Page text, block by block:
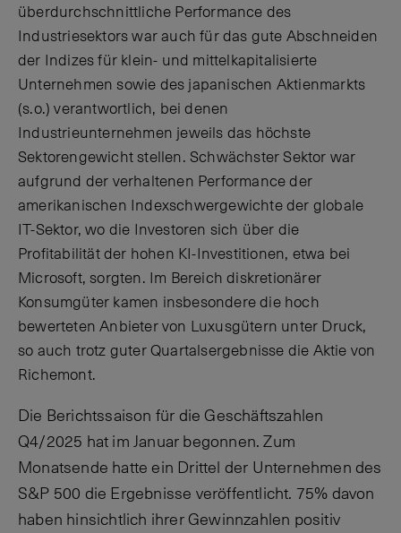
überdurchschnittliche Performance des
Industriesektors war auch für das gute Abschneiden
der Indizes für klein- und mittelkapitalisierte
Unternehmen sowie des japanischen Aktienmarkts
(s.o.) verantwortlich, bei denen
Industrieunternehmen jeweils das höchste
Sektorengewicht stellen. Schwächster Sektor war
aufgrund der verhaltenen Performance der
amerikanischen Indexschwergewichte der globale
IT-Sektor, wo die Investoren sich über die
Profitabilität der hohen KI-Investitionen, etwa bei
Microsoft, sorgten. Im Bereich diskretionärer
Konsumgüter kamen insbesondere die hoch
bewerteten Anbieter von Luxusgütern unter Druck,
so auch trotz guter Quartalsergebnisse die Aktie von
Richemont.
Die Berichtssaison für die Geschäftszahlen
Q4/2025 hat im Januar begonnen. Zum
Monatsende hatte ein Drittel der Unternehmen des
S&P 500 die Ergebnisse veröffentlicht. 75% davon
haben hinsichtlich ihrer Gewinnzahlen positiv